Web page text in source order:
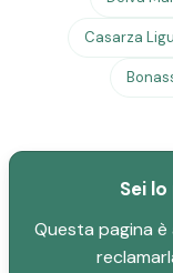
Casarza
Sei
Questa pagina